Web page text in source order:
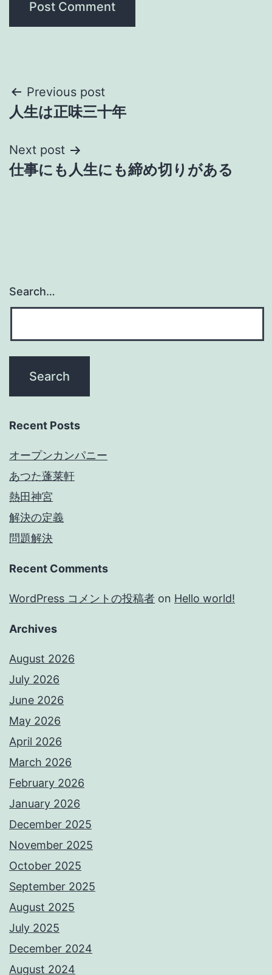
Post
navigation
Previous post
人生は正味三十年
Next post
仕事にも人生にも締め切りがある
Search…
Recent Posts
オープンカンパニー
あつた蓬莱軒
熱田神宮
解決の定義
問題解決
Recent Comments
WordPress コメントの投稿者 on Hello world!
Archives
August 2026
July 2026
June 2026
May 2026
April 2026
March 2026
February 2026
January 2026
December 2025
November 2025
October 2025
September 2025
August 2025
July 2025
December 2024
August 2024